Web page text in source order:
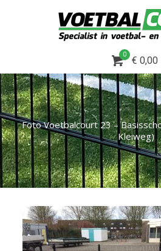
0
€ 0,00
Foto Voetbalcourt 23 –
Kleiweg)